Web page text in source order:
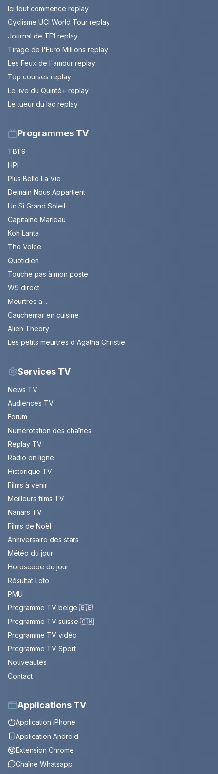
Ici tout commence replay
Cyclisme UCI World Tour replay
Journal de TF1 replay
Tirage de l'Euro Millions replay
Les Feux de l'amour replay
Top courses replay
Le live du Quinté+ replay
Le tueur du lac replay
Programmes TV
TBT9
HPI
Plus Belle La Vie
Demain Nous Appartient
Un Si Grand Soleil
Capitaine Marleau
Koh Lanta
The Voice
Quotidien
Touche pas à mon poste
W9 direct
Meurtres a ...
Cauchemar en cuisine
Alien Theory
Les petits meurtres d'Agatha Christie
Services TV
News TV
Audiences TV
Forum
Numérotation des chaînes
Replay TV
Radio en ligne
Historique TV
Films à venir
Meilleurs films TV
Nanars TV
Films de Noël
Anniversaire des stars
Météo du jour
Horoscope du jour
Résultat Loto
PMU
Programme TV belge 🇧🇪
Programme TV suisse 🇨🇭
Programme TV vidéo
Programme TV Sport
Nouveautés
Contact
Applications TV
Application iPhone
Application Android
Extension Chrome
Chaîne Whatsapp